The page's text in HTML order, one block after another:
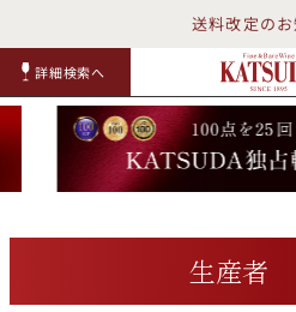
送料改定の
詳細検索へ
白ワイ
ン ング
生産者